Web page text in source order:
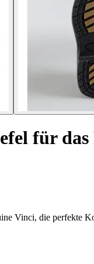
für
Vinci, die perfekte